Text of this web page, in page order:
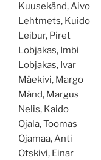
Kuusekänd, Aivo
Lehtmets, Kuido
Leibur, Piret
Lobjakas, Imbi
Lobjakas, Ivar
Mäekivi, Margo
Mänd, Margus
Nelis, Kaido
Ojala, Toomas
Ojamaa, Anti
Otskivi, Einar